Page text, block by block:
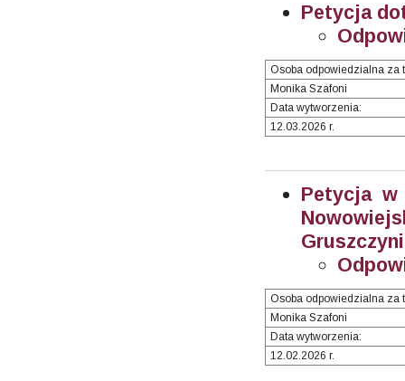
Petycja
Osoba odpowiedzialna za
Monika Szafoni
Data wytworzenia:
12.03.2026 r.
Petycja w
Osoba odpowiedzialna za
Monika Szafoni
Data wytworzenia:
12.02.2026 r.